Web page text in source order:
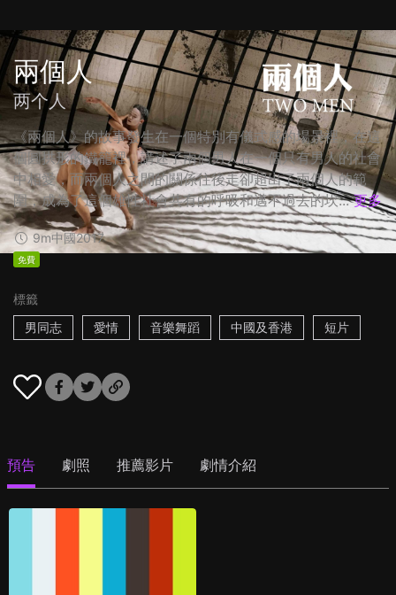
兩個人
两个人
《兩個人》的故事發生在一個特別有儀式感的場景裡，在這
個圓拱形的鐵籠裡，講述了兩個男人在一個只有男人的社會
中相愛，而兩個人之間的關係往後走卻超出了兩個人的範
圍，成為了這個雄性社會共有的呼吸和邁不過去的坎... 更多
9m中國2017
免費
標籤
男同志
愛情 音樂舞蹈 中國及香港 短片
預告 劇照 推薦影片 劇情介紹